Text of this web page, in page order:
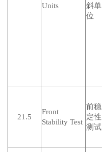
Units
斜单
位
21.5
Front
Stability Test
前稳
定性
测试